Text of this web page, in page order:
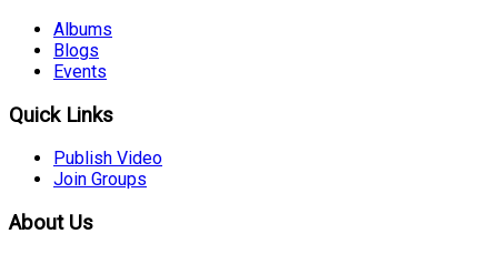
Albums
Blogs
Events
Quick Links
Publish Video
Join Groups
About Us